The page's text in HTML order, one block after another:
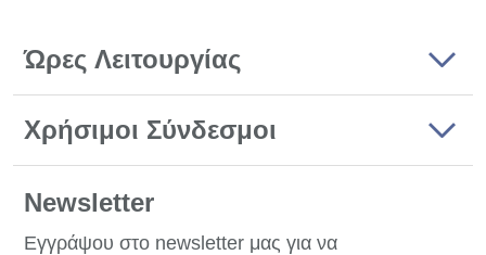
Ώρες Λειτουργίας
Χρήσιμοι Σύνδεσμοι
Newsletter
Εγγράψου στο newsletter μας για να